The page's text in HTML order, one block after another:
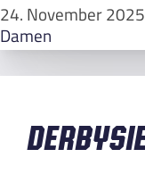
24. November 2025
Damen